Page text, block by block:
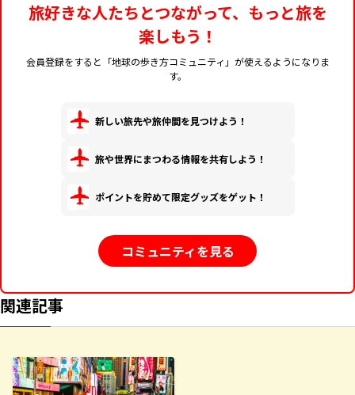
旅好きな人たちとつながって、もっと旅を
楽しもう！
会員登録をすると「地球の歩き方コミュニティ」が使えるようになりま
す。
新しい旅先や旅仲間を見つけよう！
旅や世界にまつわる情報を共有しよう！
ポイントを貯めて限定グッズをゲット！
コミュニティを見る
関連記事